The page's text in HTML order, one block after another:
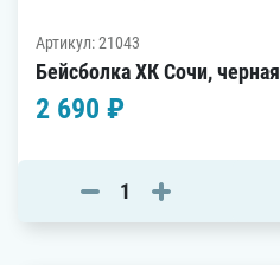
Артикул: 21043
Бейсболка ХК Сочи, черная
2 690 ₽